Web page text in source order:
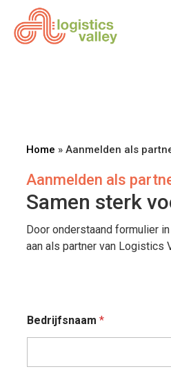
Home » Aanmelden als
Aanmelden als
Samen sterk
Door onderstaand formulier
aan als partner van Logistics
Bedrijfsnaam *